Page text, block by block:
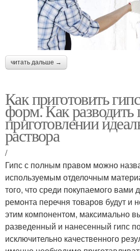
читать дальше →
Как приготовить
форм. Как разводить
приготовлении
раствора
/
Гипс с полным правом можно
используемым отделочным
того, что среди покупаемого вами
ремонта перечня товаров будут и
этим компонентом, максимально
разведенный и нанесенный гипс
исключительно качественного